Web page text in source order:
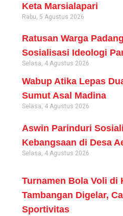
Keta Marsialapari
Rabu, 5 Agustus 2026
Ratusan Warga
Sosialisasi Ideologi
Selasa, 4 Agustus 2026
Wabup Atika Lepas
Sumut Asal Madina
Selasa, 4 Agustus 2026
Aswin Parinduri
Kebangsaan di Desa
Selasa, 4 Agustus 2026
Turnamen Bola Voli di
Tambangan Digelar,
Sportivitas